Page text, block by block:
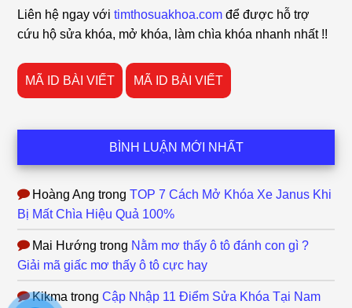
Liên hệ ngay vớitimthosuakhoa.com để được hỗ trợ
cứu hộ sửa khóa, mở khóa, làm chìa khóa nhanh nhất !!
MÃ ID BÀI VIẾT MÃ ID BÀI VIẾT
BÌNH LUẬN MỚI NHẤT
Hoàng Ang trongTOP 7 Cách Mở Khóa Xe Janus Khi
Bị Mất Chìa Hiệu Quả 100%
Mai Hướng trong Nằm mơ thấy ô tô đánh con gì ?
Giải mã giấc mơ thấy ô tô cực hay
Kikma trongCập Nhập 11 Điểm Sửa Khóa Tại Nam